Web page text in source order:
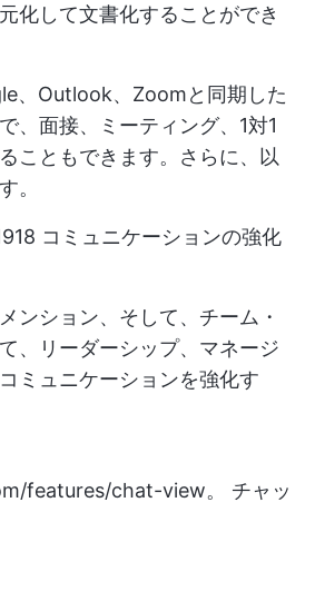
化して文書化することができ
、Outlook、Zoomと同期した
、面接、ミーティング、1対1
こともできます。さらに、以
。
コミュニケーションの強化
ンション、そして、チーム・
、リーダーシップ、マネージ
ミュニケーションを強化す
features/chat-view。
チャッ